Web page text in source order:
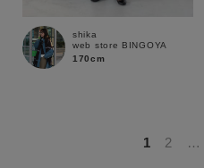
この条件
shika
web store BINGOYA
170cm
1 2 …